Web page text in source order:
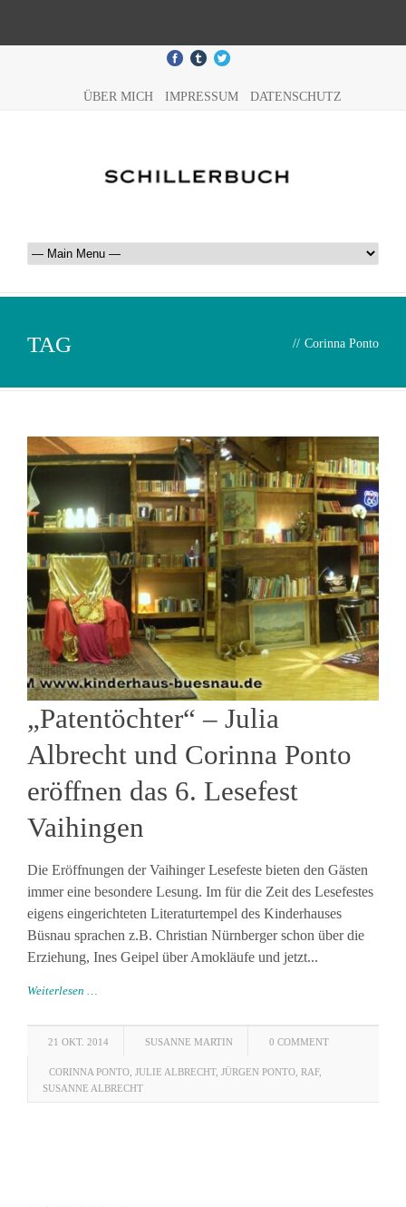
ÜBER MICH IMPRESSUM DATENSCHUTZ
TAG // Corinna Ponto
„Patentöchter“ – Julia
Albrecht und Corinna Ponto
eröffnen das 6. Lesefest
Vaihingen
Die Eröffnungen der Vaihinger Lesefeste bieten den Gästen
immer eine besondere Lesung. Im für die Zeit des Lesefestes
eigens eingerichteten Literaturtempel des Kinderhauses
Büsnau sprachen z.B. Christian Nürnberger schon über die
Erziehung, Ines Geipel über Amokläufe und jetzt...
Weiterlesen …
21 OKT. 2014 SUSANNE MARTIN 0 COMMENT
CORINNA PONTO JULIE ALBRECHT, JÜRGEN PONTO RAF,
SUSANNE ALBRECHT